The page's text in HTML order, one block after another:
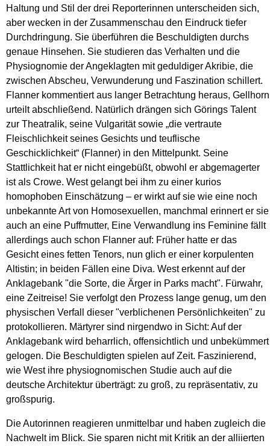
Haltung und Stil der drei Reporterinnen unterscheiden sich,
aber wecken in der Zusammenschau den Eindruck tiefer
Durchdringung. Sie überführen die Beschuldigten durchs
genaue Hinsehen. Sie studieren das Verhalten und die
Physiognomie der Angeklagten mit geduldiger Akribie, die
zwischen Abscheu, Verwunderung und Faszination schillert.
Flanner kommentiert aus langer Betrachtung heraus, Gellhorn
urteilt abschließend. Natürlich drängen sich Görings Talent
zur Theatralik, seine Vulgarität sowie „die vertraute
Fleischlichkeit seines Gesichts und teuflische
Geschicklichkeit“ (Flanner) in den Mittelpunkt. Seine
Stattlichkeit hat er nicht eingebüßt, obwohl er abgemagerter
ist als Crowe. West gelangt bei ihm zu einer kurios
homophoben Einschätzung – er wirkt auf sie wie eine noch
unbekannte Art von Homosexuellen, manchmal erinnert er sie
auch an eine Puffmutter, Eine Verwandlung ins Feminine fällt
allerdings auch schon Flanner auf: Früher hatte er das
Gesicht eines fetten Tenors, nun glich er einer korpulenten
Altistin; in beiden Fällen eine Diva. West erkennt auf der
Anklagebank "die Sorte, die Ärger in Parks macht". Fürwahr,
eine Zeitreise! Sie verfolgt den Prozess lange genug, um den
physischen Verfall dieser "verblichenen Persönlichkeiten" zu
protokollieren. Märtyrer sind nirgendwo in Sicht: Auf der
Anklagebank wird beharrlich, offensichtlich und unbekümmert
gelogen. Die Beschuldigten spielen auf Zeit. Faszinierend,
wie West ihre physiognomischen Studie auch auf die
deutsche Architektur überträgt: zu groß, zu repräsentativ, zu
großspurig.
Die Autorinnen reagieren unmittelbar und haben zugleich die
Nachwelt im Blick. Sie sparen nicht mit Kritik an der alliierten